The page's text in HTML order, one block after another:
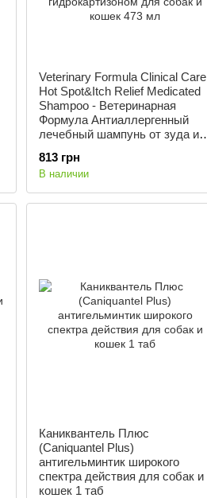
Veterinary Formula Clinical Care
Hot Spot&Itch Relief Medicated
Shampoo - Ветеринарная
Формула Антиаллергенный
лечебный шампунь от зуда и
гидрокартизоном для собак и
кошек 473 мл
813 грн
В наличии
Каниквантель Плюс
(Caniquantel Plus)
антигельминтик широкого
спектра действия для собак и
кошек 1 таб